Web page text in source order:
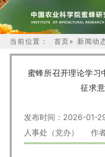
当前位置： 首页» 新闻动
蜜蜂所召开理论学习
征求
发布时间：2026-01-
人事处（党办） 作